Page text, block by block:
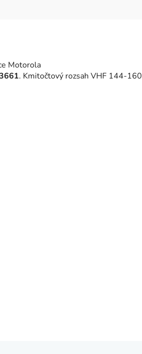
Motorola
. Kmitočtový rozsah VHF 144-160